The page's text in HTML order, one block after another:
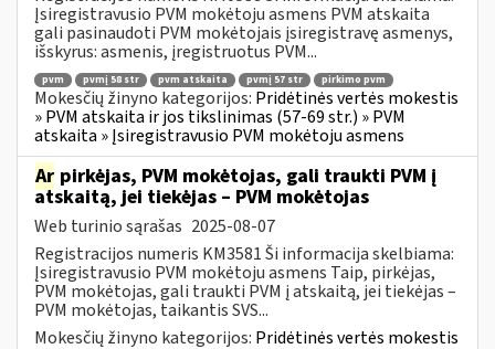
Įsiregistravusio PVM mokėtoju asmens PVM atskaita
gali pasinaudoti PVM mokėtojais įsiregistravę asmenys,
išskyrus: asmenis, įregistruotus PVM...
pvm pvmį 58 str pvm atskaita pvmį 57 str pirkimo pvm
Mokesčių žinyno kategorijos: Pridėtinės vertės mokestis
» PVM atskaita ir jos tikslinimas (57-69 str.) » PVM
atskaita » Įsiregistravusio PVM mokėtoju asmens
Ar pirkėjas, PVM mokėtojas, gali traukti PVM į
atskaitą, jei tiekėjas – PVM mokėtojas
Web turinio sąrašas 2025-08-07
Registracijos numeris KM3581 Ši informacija skelbiama:
Įsiregistravusio PVM mokėtoju asmens Taip, pirkėjas,
PVM mokėtojas, gali traukti PVM į atskaitą, jei tiekėjas –
PVM mokėtojas, taikantis SVS...
Mokesčių žinyno kategorijos: Pridėtinės vertės mokestis